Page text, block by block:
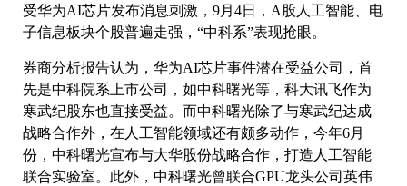
受华为AI芯片发布消息刺激，9月4日，A股人工智能、电
子信息板块个股普遍走强，“中科系”表现抢眼。
券商分析报告认为，华为AI芯片事件潜在受益公司，首
先是中科院系上市公司，如中科曙光等，科大讯飞作为
寒武纪股东也直接受益。而中科曙光除了与寒武纪达成
战略合作外，在人工智能领域还有颇多动作，今年6月
份，中科曙光宣布与大华股份战略合作，打造人工智能
联合实验室。此外，中科曙光曾联合GPU龙头公司英伟